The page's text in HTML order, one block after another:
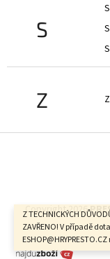
Z TECHNICKÝCH
ZAVŘENO! V případě
S
Z
Copyright 2026